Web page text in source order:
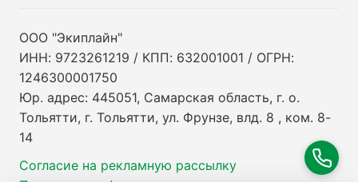
ООО "Экиплайн"
ИНН: 9723261219 / КПП: 632001001 / ОГРН:
1246300001750
Юр. адрес: 445051, Самарская область, г. о.
Тольятти, г. Тольятти, ул. Фрунзе, влд. 8 , ком. 8-
14
Согласие на рекламную рассылку